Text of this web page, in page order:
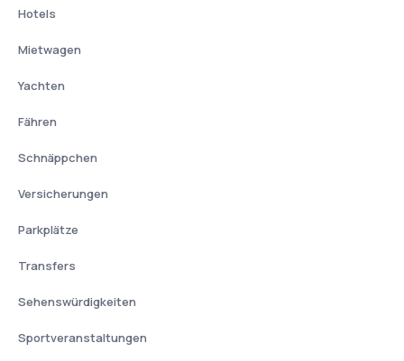
Hotels
Mietwagen
Yachten
Fähren
Schnäppchen
Versicherungen
Parkplätze
Transfers
Sehenswürdigkeiten
Sportveranstaltungen